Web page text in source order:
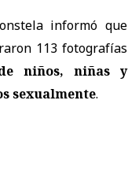
informó que
113 fotografías
niños, niñas y
sexualmente.